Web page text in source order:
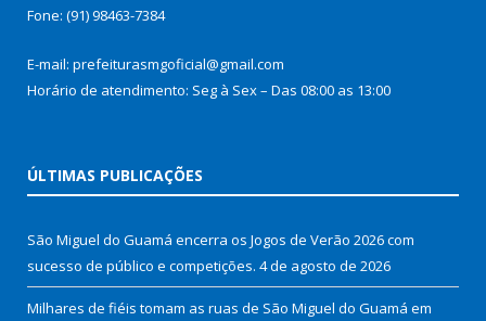
Fone: (91) 98463-7384
E-mail: prefeiturasmgoficial@gmail.com
Horário de atendimento: Seg à Sex – Das 08:00 as 13:00
ÚLTIMAS PUBLICAÇÕES
São Miguel do Guamá encerra os Jogos de Verão 2026 com
sucesso de público e competições. 4 de agosto de 2026
Milhares de fiéis tomam as ruas de São Miguel do Guamá em